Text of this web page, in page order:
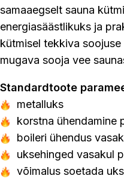
samaaegselt sauna
energiasäästlikuks ja
kütmisel tekkiva
mugava sooja vee
Standardtoote
metalluks
korstna ühendamine
boileri ühendus
uksehinged vasakul
võimalus soetada